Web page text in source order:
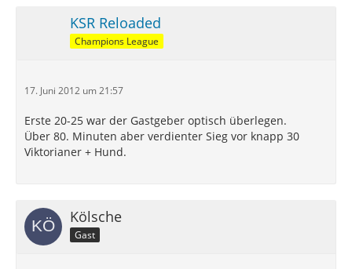
KSR Reloaded
Champions League
17. Juni 2012 um 21:57
Erste 20-25 war der Gastgeber optisch überlegen.
Über 80. Minuten aber verdienter Sieg vor knapp 30
Viktorianer + Hund.
Kölsche
Gast